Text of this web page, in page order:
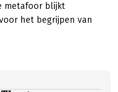
metafoor blijkt
het begrijpen van